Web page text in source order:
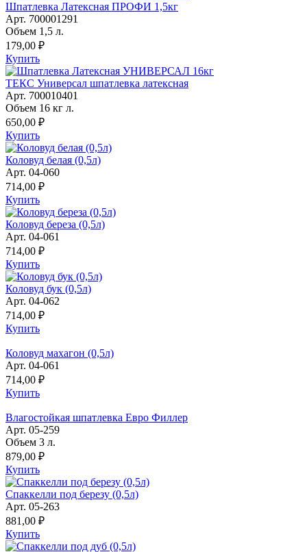
Шпатлевка Латексная ПРОФИ 1,5кг
Арт. 700001291
Объем 1,5 л.
179,00 ₽
Купить
ТЕКС Универсал шпатлевка латексная
Арт. 700010401
Объем 16 кг л.
650,00 ₽
Купить
Коловуд белая (0,5л)
Арт. 04-060
714,00 ₽
Купить
Коловуд береза (0,5л)
Арт. 04-061
714,00 ₽
Купить
Коловуд бук (0,5л)
Арт. 04-062
714,00 ₽
Купить
Коловуд махагон (0,5л)
Арт. 04-061
714,00 ₽
Купить
Влагостойкая шпатлевка Евро Филлер
Арт. 05-259
Объем 3 л.
879,00 ₽
Купить
Спаккелли под березу (0,5л)
Арт. 05-263
881,00 ₽
Купить